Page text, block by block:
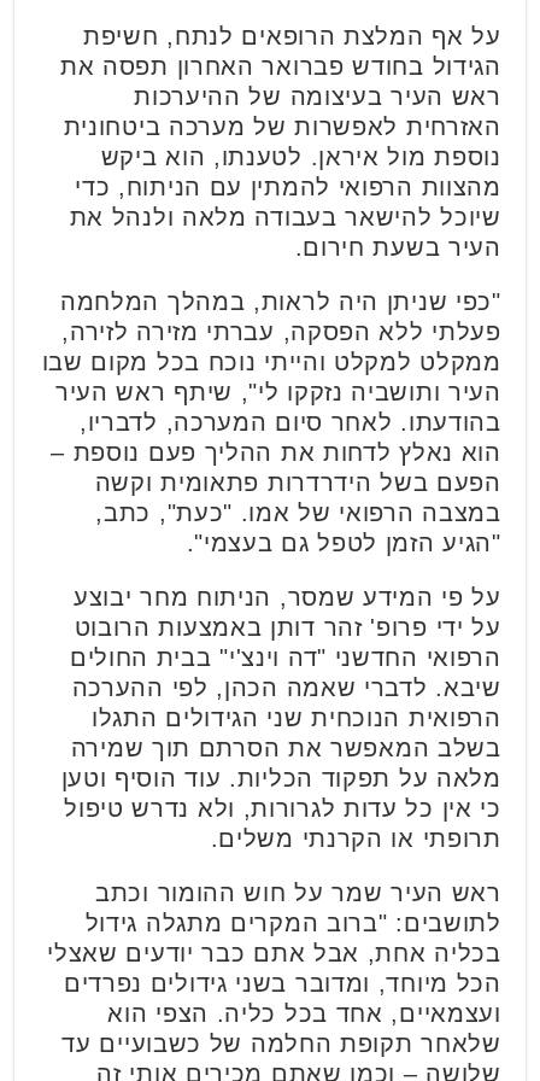
על אף המלצת הרופאים לנתח, חשיפת
הגידול בחודש פברואר האחרון תפסה את
ראש העיר בעיצומה של ההיערכות
האזרחית לאפשרות של מערכה ביטחונית
נוספת מול איראן. לטענתו, הוא ביקש
מהצוות הרפואי להמתין עם הניתוח, כדי
שיוכל להישאר בעבודה מלאה ולנהל את
העיר בשעת חירום.
"כפי שניתן היה לראות, במהלך המלחמה
פעלתי ללא הפסקה, עברתי מזירה לזירה,
ממקלט למקלט והייתי נוכח בכל מקום שבו
העיר ותושביה נזקקו לי", שיתף ראש העיר
בהודעתו. לאחר סיום המערכה, לדבריו,
הוא נאלץ לדחות את ההליך פעם נוספת –
הפעם בשל הידרדרות פתאומית וקשה
במצבה הרפואי של אמו. "כעת", כתב,
"הגיע הזמן לטפל גם בעצמי".
על פי המידע שמסר, הניתוח מחר יבוצע
על ידי פרופ' זהר דותן באמצעות הרובוט
הרפואי החדשני "דה וינצ'י" בבית החולים
שיבא. לדברי שאמה הכהן, לפי ההערכה
הרפואית הנוכחית שני הגידולים התגלו
בשלב המאפשר את הסרתם תוך שמירה
מלאה על תפקוד הכליות. עוד הוסיף וטען
כי אין כל עדות לגרורות, ולא נדרש טיפול
תרופתי או הקרנתי משלים.
ראש העיר שמר על חוש ההומור וכתב
לתושבים: "ברוב המקרים מתגלה גידול
בכליה אחת, אבל אתם כבר יודעים שאצלי
הכל מיוחד, ומדובר בשני גידולים נפרדים
ועצמאיים, אחד בכל כליה. הצפי הוא
שלאחר תקופת החלמה של כשבועיים עד
שלושה – וכמו שאתם מכירים אותי זה